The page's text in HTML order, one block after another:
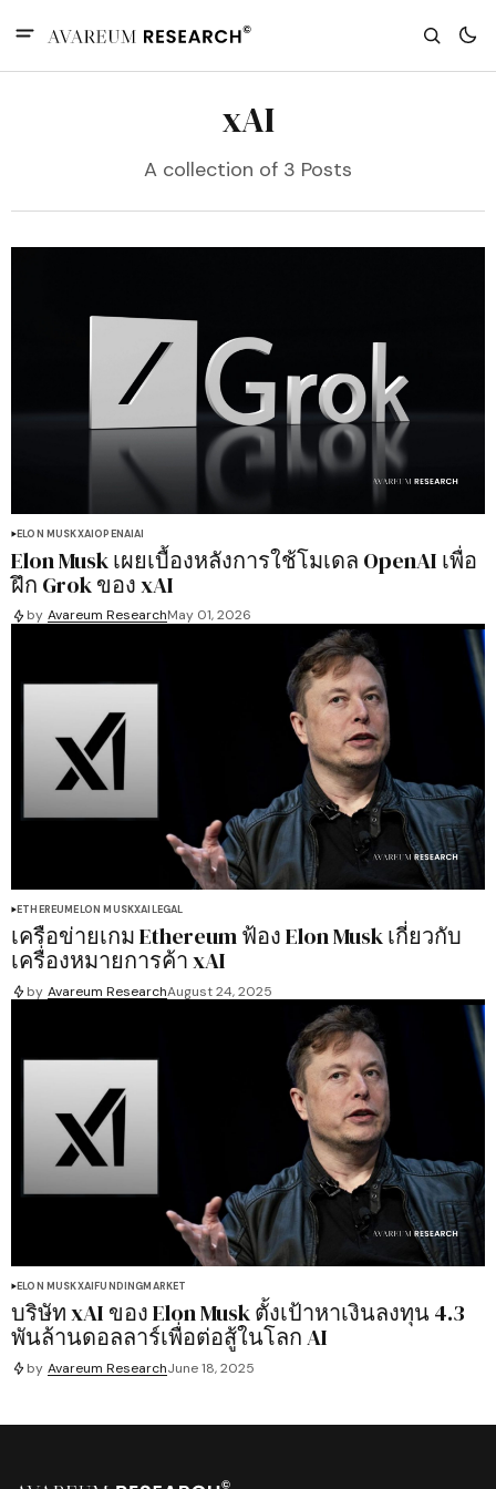
xAI
A collection of 3 Posts
ELON MUSKXAIOPENAIAI
Elon Musk เผยเบื้องหลังการใช้โมเดล OpenAI เพื่อ
ฝึก Grok ของ xAI
by Avareum ResearchMay 01, 2026
ETHEREUMELON MUSKXAILEGAL
เครือข่ายเกม Ethereum ฟ้อง Elon Musk เกี่ยวกับ
เครื่องหมายการค้า xAI
by Avareum ResearchAugust 24, 2025
ELON MUSKXAI FUNDINGMARKET
บริษัท xAI ของ Elon Musk ตั้งเป้าหาเงินลงทุน 4.3
พันล้านดอลลาร์เพื่อต่อสู้ในโลก AI
by Avareum ResearchJune 18, 2025